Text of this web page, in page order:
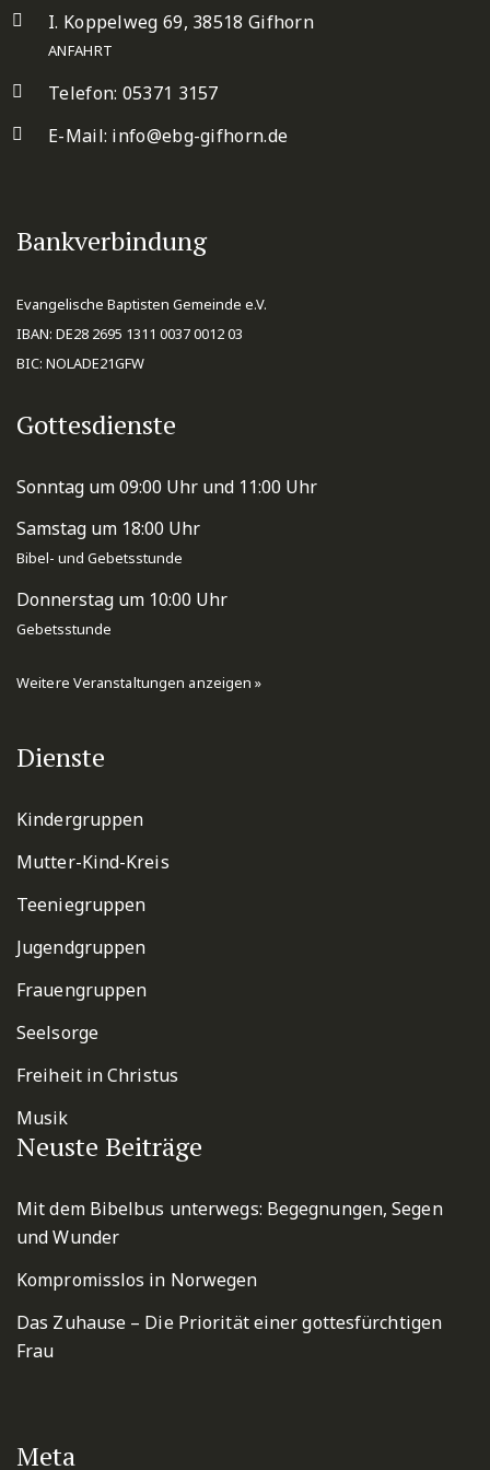
I. Koppelweg 69, 38518 Gifhorn
ANFAHRT
Telefon: 05371 3157
E-Mail: info@ebg-gifhorn.de
Bankverbindung
Evangelische Baptisten Gemeinde e.V.
IBAN: DE28 2695 1311 0037 0012 03
BIC: NOLADE21GFW
Gottesdienste
Sonntag um 09:00 Uhr und 11:00 Uhr
Samstag um 18:00 Uhr
Bibel- und Gebetsstunde
Donnerstag um 10:00 Uhr
Gebetsstunde
Weitere Veranstaltungen anzeigen »
Dienste
Kindergruppen
Mutter-Kind-Kreis
Teeniegruppen
Jugendgruppen
Frauengruppen
Seelsorge
Freiheit in Christus
Musik
Neuste Beiträge
Mit dem Bibelbus unterwegs: Begegnungen, Segen
und Wunder
Kompromisslos in Norwegen
Das Zuhause – Die Priorität einer gottesfürchtigen
Frau
Meta